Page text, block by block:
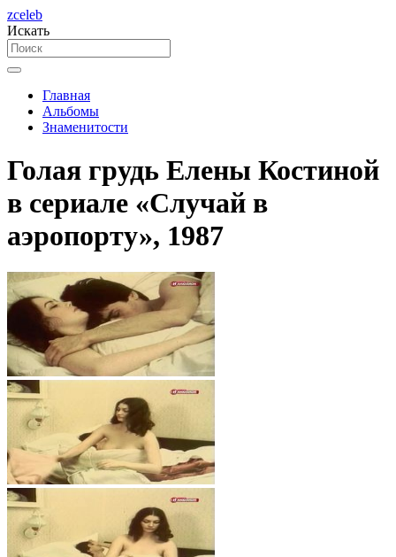
zceleb
Искать
Главная
Альбомы
Знаменитости
Голая грудь Елены Костиной
в сериале «Случай в
аэропорту», 1987